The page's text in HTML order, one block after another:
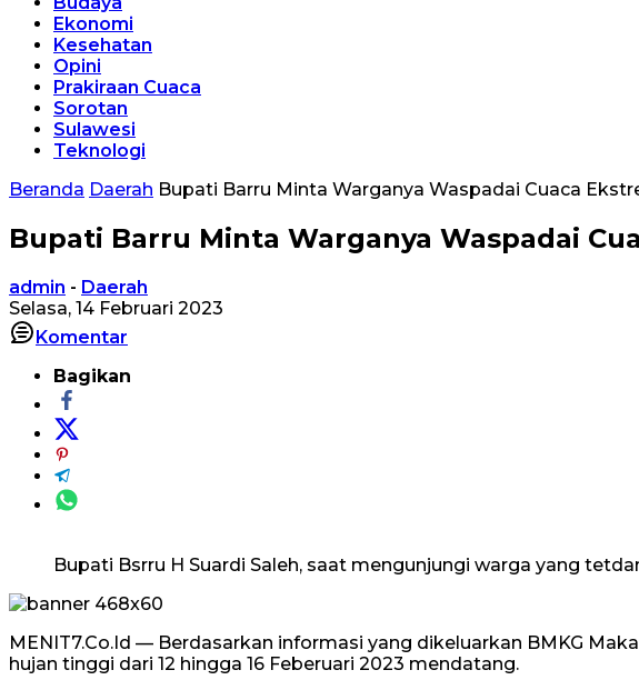
Ekonomi
Kesehatan
Opini
Prakiraan Cuaca
Sorotan
Sulawesi
Teknologi
Beranda Daerah Bupati Barru Minta Warganya Waspadai Cuaca
Bupati Barru Minta Warganya Waspadai
admin - Daerah
Selasa, 14 Februari 2023
Komentar
Bagikan
Bupati Bsrru H Suardi Saleh, saat mengunjungi warga yang
MENIT7.Co.Id — Berdasarkan informasi yang dikeluarkan BMKG
hujan tinggi dari 12 hingga 16 Feberuari 2023 mendatang.